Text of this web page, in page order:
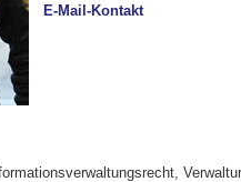
E-Mail-Kontakt